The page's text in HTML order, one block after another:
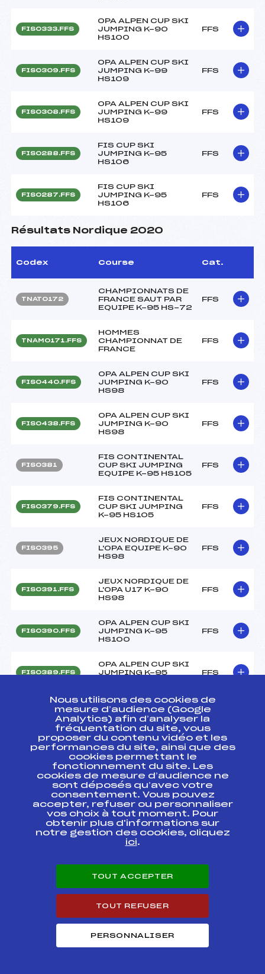
FIS0333.FFS
OPA ALPEN CUP SKI
JUMPING K-90
HS100
FFS
FIS0309.FFS
OPA ALPEN CUP SKI
JUMPING K-99
HS109
FFS
FIS0308.FFS
OPA ALPEN CUP SKI
JUMPING K-99
HS109
FFS
FIS0288.FFS
FIS CUP SKI
JUMPING K-95
HS106
FFS
FIS0287.FFS
FIS CUP SKI
JUMPING K-95
HS106
FFS
Résultats Nordique 2020
Codex Course Cat.
TNAT0172
CHAMPIONNATS DE
FRANCE SAUT PAR
EQUIPE K-95 HS-72
FFS
TNAM0171.FFS
HOMMES
CHAMPIONNAT DE
FRANCE
FFS
FIS0440.FFS
OPA ALPEN CUP SKI
JUMPING K-90
HS98
FFS
FIS0438.FFS
OPA ALPEN CUP SKI
JUMPING K-90
HS98
FFS
FIS0381
FIS CONTINENTAL
CUP SKI JUMPING
EQUIPE K-95 HS105
FFS
FIS0379.FFS
FIS CONTINENTAL
CUP SKI JUMPING
K-95 HS105
FFS
FIS0395
JEUX NORDIQUE DE
L'OPA EQUIPE K-90
HS98
FFS
FIS0391.FFS
JEUX NORDIQUE DE
L'OPA U17 K-90
HS98
FFS
FIS0390.FFS
OPA ALPEN CUP SKI
JUMPING K-95
HS100
FFS
FIS0389.FFS
OPA ALPEN CUP SKI
JUMPING K-95
FFS
TNAM0071.FFS
CHAMPIONNAT
FRANCE U17 SAUT
SPECIAL HOMME
FFS
FIS0374.FFS
3ème JEUX
OLYMPIQUES DE LA
JEUNESSE SAUT K-
FIS0388.FFS
OPA ALPEN CUP SKI
JUMPING K-120
HS137
FFS
OPA ALPEN CUP SKI
JUMPING K-120
SAMSE NATIONAL
TOUR U17
Nous utilisons des cookies de
mesure d’audience (Google
Analytics) afin d’analyser la
fréquentation du site, vous
proposer du contenu vidéo et les
performances du site, ainsi que des
cookies permettant le
fonctionnement du site. Les
cookies de mesure d’audience ne
sont déposés qu’avec votre
consentement. Vous pouvez
accepter, refuser ou personnaliser
vos choix à tout moment. Pour
obtenir plus d'informations sur
notre gestion des cookies, cliquez
ici.
TOUT ACCEPTER
TOUT REFUSER
PERSONNALISER